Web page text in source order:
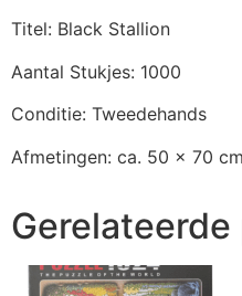
Titel: Black Stallion
Aantal Stukjes: 1000
Conditie: Tweedehands
Afmetingen: ca. 50 x 70 cm